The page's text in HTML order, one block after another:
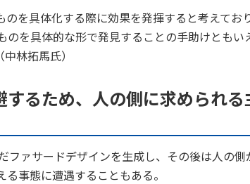
を具体化する際に効果を発揮すると考えており
を具体的な形で発見することの手助けともい
林拓馬氏）
るため、人の側に求められる
ァサードデザインを生成し、その後は人の側
事態に遭遇することもある。